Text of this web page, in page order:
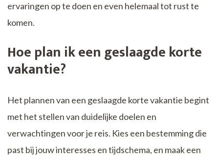
ervaringen op te doen en even helemaal tot rust te
komen.
Hoe plan ik een geslaagde korte
vakantie?
Het plannen van een geslaagde korte vakantie begint
met het stellen van duidelijke doelen en
verwachtingen voor je reis. Kies een bestemming die
past bij jouw interesses en tijdschema, en maak een